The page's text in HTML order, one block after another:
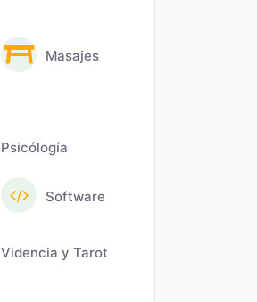
Masajes
Psicólogía
Software
Videncia y Tarot